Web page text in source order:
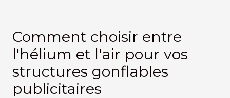
Comment choisir entre
l'hélium et l'air pour vos
structures gonflables
publicitaires